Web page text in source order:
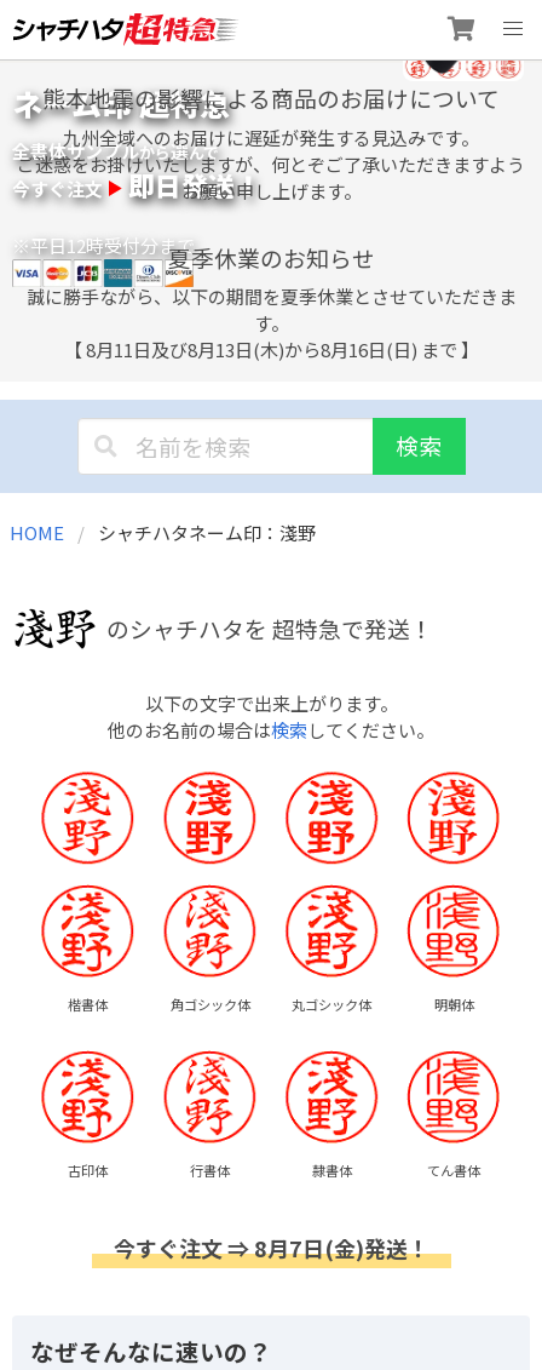
to
content
ネーム印 超特急
全書体サンプルから選んで
今すぐ注文 即日発送！
※平日12時受付分まで
熊本地震の影響による商品のお届けについて
九州全域へのお届けに遅延が発生する見込みです。
ご迷惑をお掛けいたしますが、何とぞご了承いただきますよう
お願い申し上げます。
夏季休業のお知らせ
誠に勝手ながら、以下の期間を夏季休業とさせていただきま
す。
【 8月11日及び8月13日(木)から8月16日(日) まで 】
検索
HOME シャチハタネーム印：淺野
のシャチハタを 超特急で発送！
以下の文字で出来上がります。
他のお名前の場合は検索してください。
楷書体 角ゴシック体 丸ゴシック体 明朝体
古印体 行書体 隷書体 てん書体
今すぐ注文 ⇒ 8月7日(金)発送！
なぜそんなに速いの？